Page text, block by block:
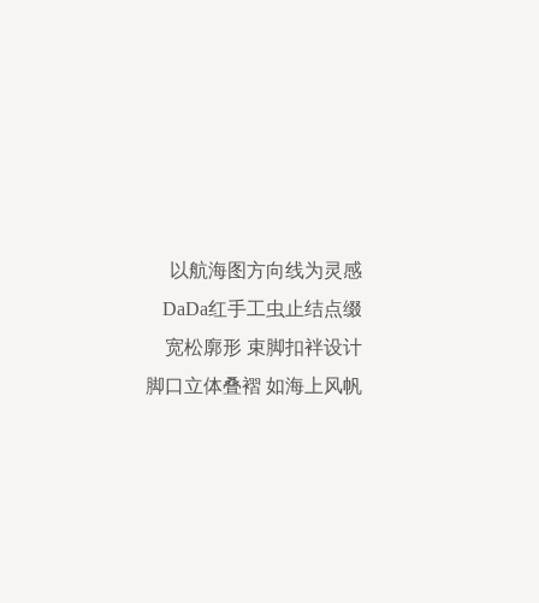
以航海图方向线为灵感
DaDa红手工虫止结点缀
宽松廓形 束脚扣袢设计
脚口立体叠褶 如海上风帆